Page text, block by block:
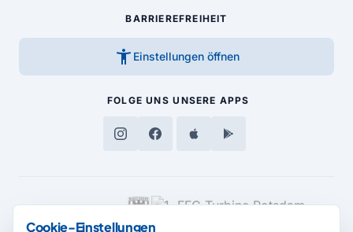
BARRIEREFREIHEIT
accessibility_new Einstellungen öffnen
FOLGE UNS UNSERE APPS
MEDIENPARTNER
Cookie-Einstellungen